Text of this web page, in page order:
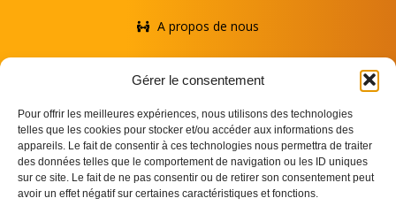
Gérer le consentement
Pour offrir les meilleures expériences, nous utilisons des technologies
telles que les cookies pour stocker et/ou accéder aux informations des
appareils. Le fait de consentir à ces technologies nous permettra de traiter
des données telles que le comportement de navigation ou les ID uniques
sur ce site. Le fait de ne pas consentir ou de retirer son consentement peut
avoir un effet négatif sur certaines caractéristiques et fonctions.
A propos de nous
Nos services
Contact
Suivez-nous